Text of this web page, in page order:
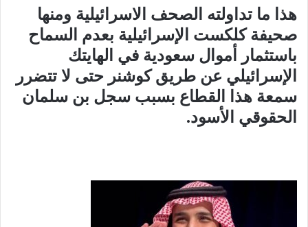
هذا ما تداولته الصحف الاسرائيلية ومنها
صحيفة كلكست الإسرائيلية بعدم السماح
باستثمار أموال سعودية في الهايتك
الإسرائيلي عن طريق كوشنر حتى لا تتضرر
سمعة هذا القطاع بسبب سجل بن سلمان
الحقوقي الأسود.